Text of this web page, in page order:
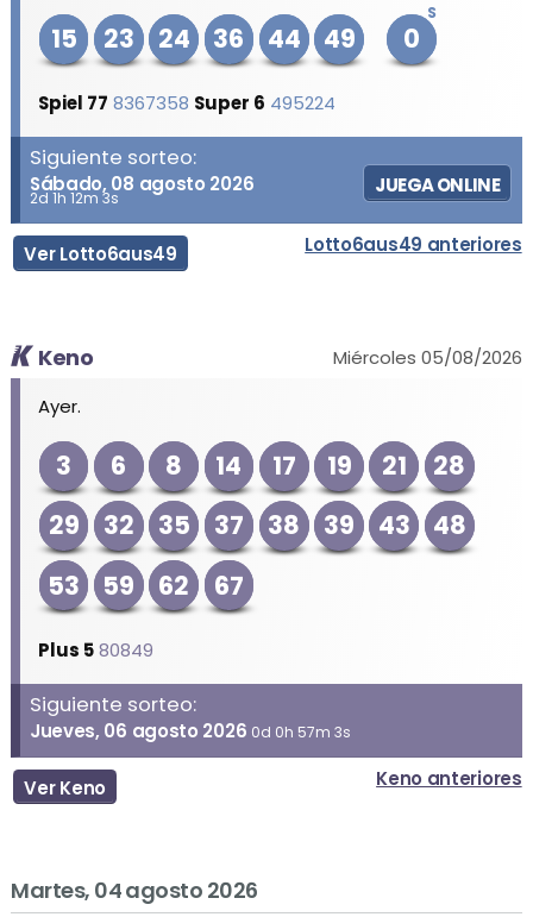
15 23 24 36 44 49
S
0
Spiel 77 8367358 Super 6 495224
Siguiente sorteo:
Sábado, 08 agosto 2026
2d 1h 12m 3s
JUEGA ONLINE
Ver Lotto6aus49 Lotto6aus49 anteriores
Keno
Miércoles 05/08/2026
Ayer.
3 6 8 14 17 19 21
28
29
32 35 37 38 39 43
48
53
59 62 67
Plus 5 80849
Siguiente sorteo:
Jueves, 06 agosto 2026 0d 0h 57m 3s
Ver Keno Keno anteriores
Martes, 04 agosto 2026